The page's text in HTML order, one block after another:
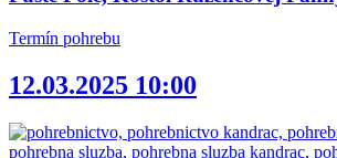
Termín pohrebu
12.03.2025 10:00